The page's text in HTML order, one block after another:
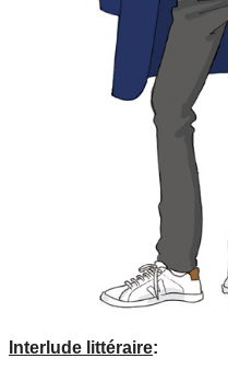
Interlude littéraire: